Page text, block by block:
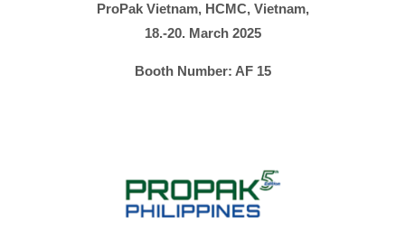
ProPak Vietnam, HCMC, Vietnam,
18.-20. March 2025
Booth Number: AF 15